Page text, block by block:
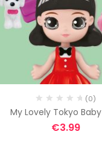
(0)
My Lovely Tokyo
€3.99